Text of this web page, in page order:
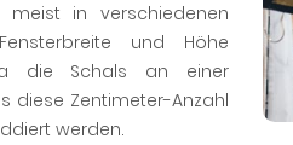
in verschiedenen
und Höhe
die Schals an einer
diese Zentimeter-Anzahl
werden.